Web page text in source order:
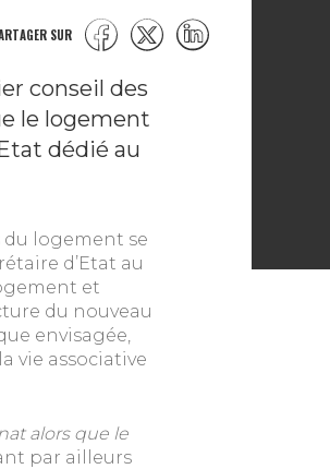
SUR
conseil des
le logement
dédié au
du logement se
d’Etat au
et
du nouveau
envisagée,
vie associative
alors que le
par ailleurs